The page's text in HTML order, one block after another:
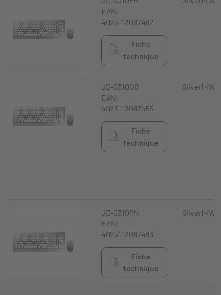
EAN:
4025112087462
Fiche
technique
JD-0310GB
EAN:
4025112087455
Fiche
technique
JD-0310PN
EAN:
4025112087493
Fiche
technique